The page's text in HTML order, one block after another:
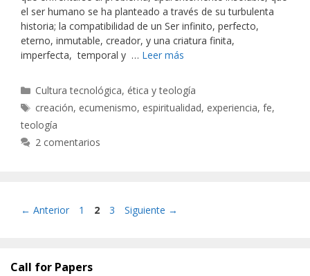
el ser humano se ha planteado a través de su turbulenta
historia; la compatibilidad de un Ser infinito, perfecto,
eterno, inmutable, creador, y una criatura finita,
imperfecta, temporal y … Leer más
Categorías
Cultura tecnológica, ética y teología
Etiquetas
creación, ecumenismo, espiritualidad, experiencia,fe,
teología
2 comentarios
← Anterior Página
1 Página
2 Página
3 Siguiente →
Call for Papers